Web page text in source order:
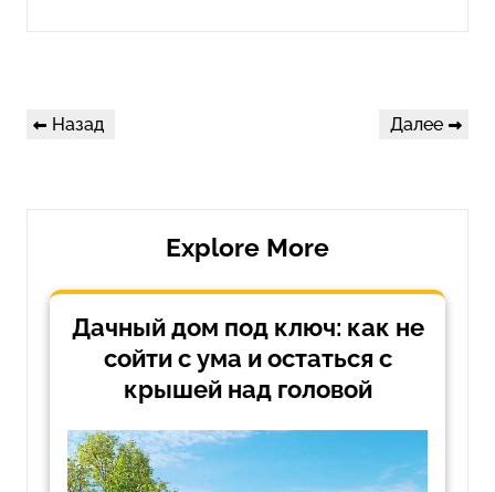
Навигация
Предыдущая
Назад
Следующая
Далее
Explore More
Дачный дом под ключ: как не
сойти с ума и остаться с
крышей над головой